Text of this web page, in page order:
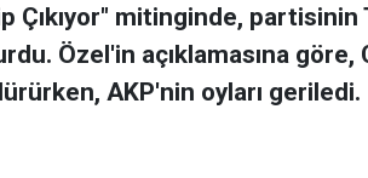
Çıkıyor" mitinginde, partisinin
Özel'in açıklamasına göre,
AKP'nin oyları geriledi.